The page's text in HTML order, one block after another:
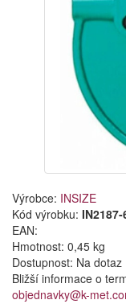
Výrobce: INSIZE
Kód výrobku: IN2187-
EAN:
Hmotnost: 0,45 kg
Dostupnost: Na dotaz
Bližší informace o
objednavky@k-